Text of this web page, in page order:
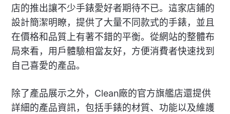
店的推出讓不少手錶愛好者期待不已。這家店鋪的
設計簡潔明瞭，提供了大量不同款式的手錶，並且
在價格和品質上有著不錯的平衡。從網站的整體布
局來看，用戶體驗相當友好，方便消費者快速找到
自己喜愛的產品。
除了產品展示之外，Clean廠的官方旗艦店還提供
詳細的產品資訊，包括手錶的材質、功能以及維護